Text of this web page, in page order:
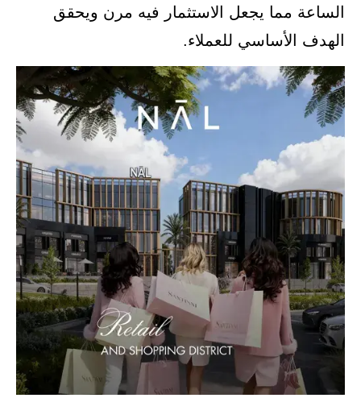
الساعة مما يجعل الاستثمار فيه مرن ويحقق
الهدف الأساسي للعملاء.